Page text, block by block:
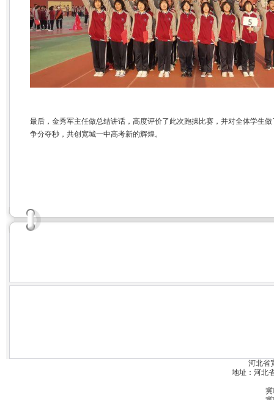
最后，金秀军主任做总结讲话，高度评价了此次跑操比赛，并对全体学生
争分夺秒，共创宽城一中高考新的辉煌。
河北省
地址：河北
冀